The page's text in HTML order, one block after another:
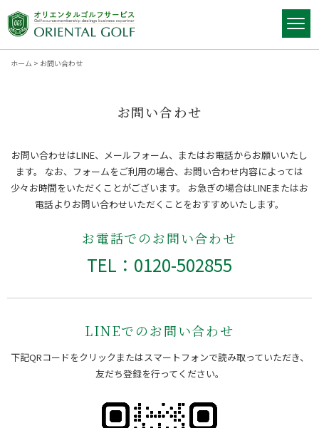
ホーム > お問い合わせ
お問い合わせ
お問い合わせはLINE、メールフォーム、またはお電話からお願いいたし
ます。
なお、フォームをご利用の場合、お問い合わせ内容によっては
少々お時間をいただくことがございます。
お急ぎの場合はLINEまたはお
電話よりお問い合わせいただくことをおすすめいたします。
お電話でのお問い合わせ
TEL：0120-502855
LINEでのお問い合わせ
下記QRコードをクリックまたはスマートフォンで読み取っていただき、
友だち登録を行ってください。